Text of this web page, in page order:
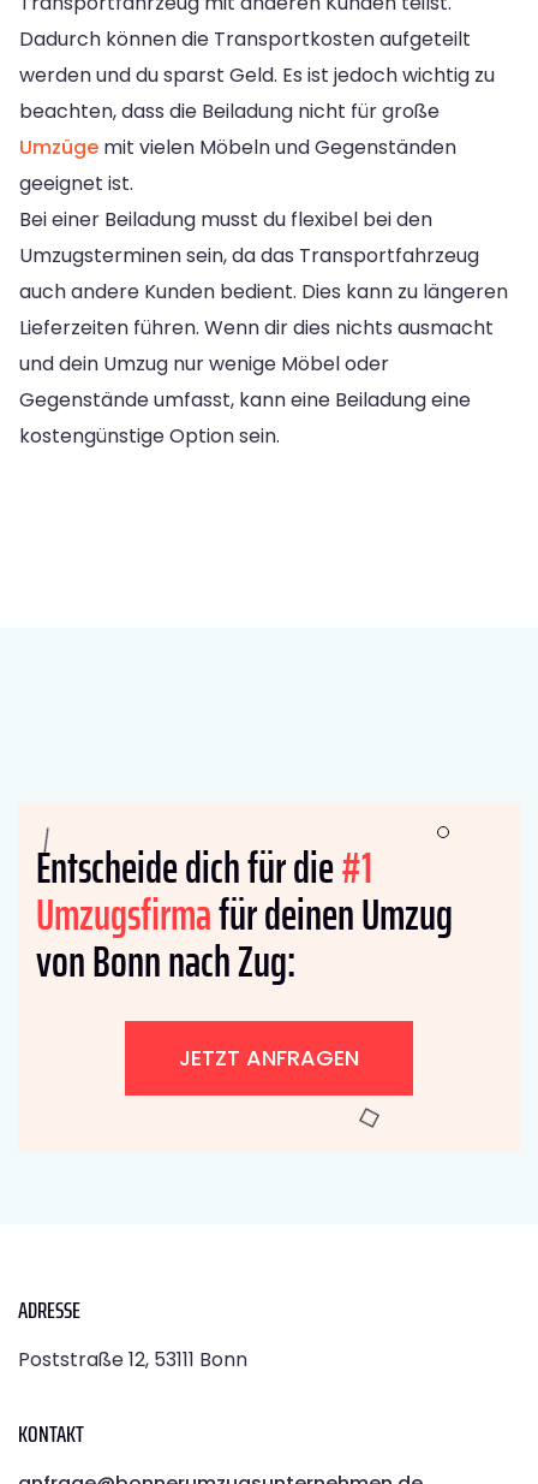
Dadurch können die Transportkosten aufgeteilt
werden und du sparst Geld. Es ist jedoch wichtig zu
beachten, dass die Beiladung nicht für große
Umzüge mit vielen Möbeln und Gegenständen
geeignet ist.
Bei einer Beiladung musst du flexibel bei den
Umzugsterminen sein, da das Transportfahrzeug
auch andere Kunden bedient. Dies kann zu längeren
Lieferzeiten führen. Wenn dir dies nichts ausmacht
und dein Umzug nur wenige Möbel oder
Gegenstände umfasst, kann eine Beiladung eine
kostengünstige Option sein.
Entscheide dich für die#1
Umzugsfirmafür deinen Umzug
von Bonn nach Zug:
JETZT ANFRAGEN
ADRESSE
Poststraße 12, 53111 Bonn
KONTAKT